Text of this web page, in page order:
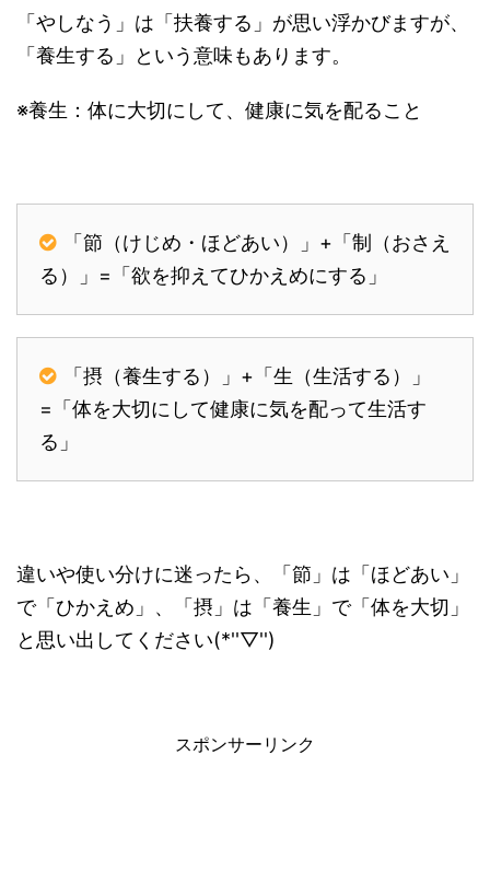
「やしなう」は「扶養する」が思い浮かびますが、
「養生する」という意味もあります。
※養生：体に大切にして、健康に気を配ること
「節（けじめ・ほどあい）」+「制（おさえ
る）」=「欲を抑えてひかえめにする」
「摂（養生する）」+「生（生活する）」
=「体を大切にして健康に気を配って生活す
る」
違いや使い分けに迷ったら、「節」は「ほどあい」
で「ひかえめ」、「摂」は「養生」で「体を大切」
と思い出してください(*''▽'')
スポンサーリンク